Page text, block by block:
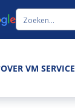
OVER VM SERVICE